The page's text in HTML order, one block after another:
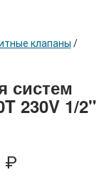
клапаны /
систем
230V 1/2"
₽